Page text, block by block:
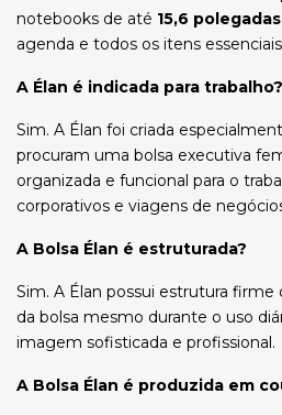
notebooks de até 15,6 polegadas
agenda e todos os itens
A Élan é indicada para trabalho?
Sim. A Élan foi criada
procuram uma bolsa executiva
organizada e funcional para o
corporativos e viagens de
A Bolsa Élan é estruturada?
Sim. A Élan possui estrutura
da bolsa mesmo durante o uso
imagem sofisticada e profissional.
A Bolsa Élan é produzida em